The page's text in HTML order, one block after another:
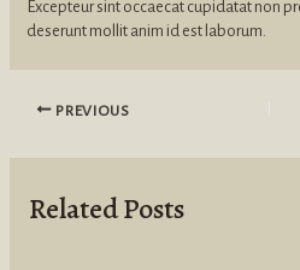
Excepteur sint occaecat cupidatat non
deserunt mollit anim id est laborum.
PREVIOUS
Related Posts